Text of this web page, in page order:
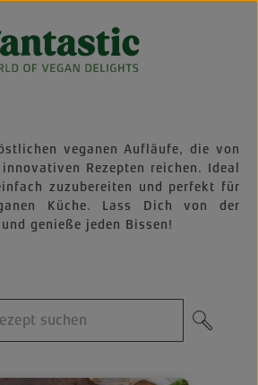
veganen Aufläufe, die von
Rezepten reichen. Ideal
zuzubereiten und perfekt für
Küche. Lass Dich von der
genieße jeden Bissen!